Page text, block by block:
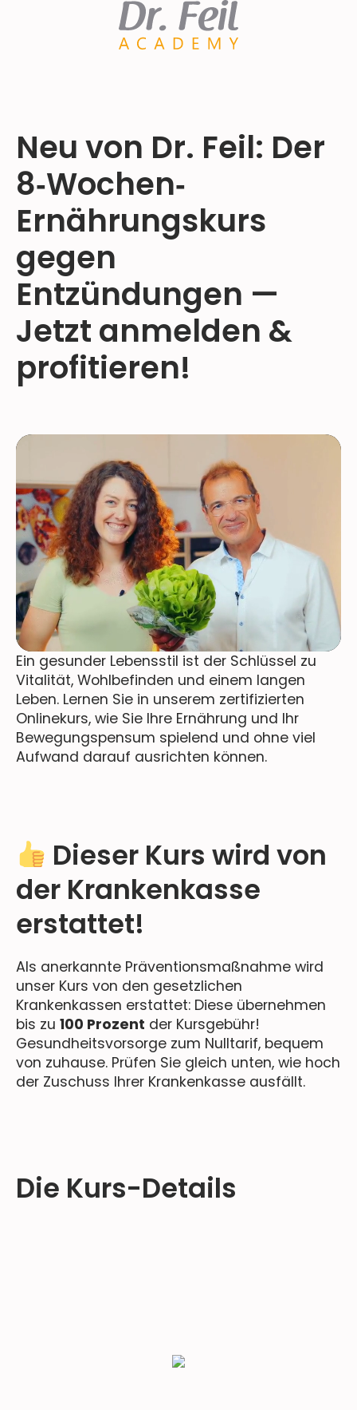
Neu von Dr. Feil: Der
8‐Wochen‐
Ernährungskurs
gegen
Entzündungen —
Jetzt anmelden &
profitieren!
Ein gesunder Lebensstil ist der Schlüssel zu
Vitalität, Wohlbefinden und einem langen
Leben. Lernen Sie in unserem zertifizierten
Onlinekurs, wie Sie Ihre Ernährung und Ihr
Bewegungspensum spielend und ohne viel
Aufwand darauf ausrichten können.
Dieser Kurs wird von
der Krankenkasse
erstattet!
Als anerkannte Präventionsmaßnahme wird
unser Kurs von den gesetzlichen
Krankenkassen erstattet: Diese übernehmen
bis zu 100 Prozent der Kursgebühr!
Gesundheitsvorsorge zum Nulltarif, bequem
von zuhause. Prüfen Sie gleich unten, wie hoch
der Zuschuss Ihrer Krankenkasse ausfällt.
Die Kurs-Details